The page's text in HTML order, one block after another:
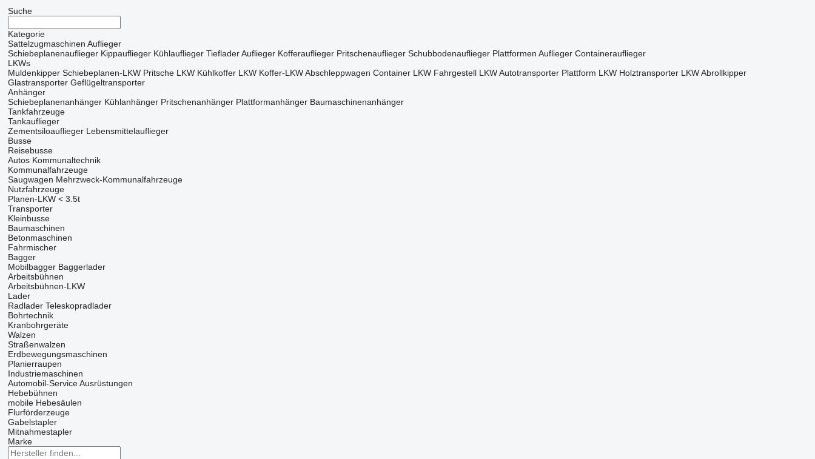
Suche
Kategorie
Sattelzugmaschinen Auflieger
Schiebeplanenauflieger Kippauflieger Kühlauflieger Tieflader Auflieger Kofferauflieger Pritschenauflieger Schubbodenauflieger Plattformen Auflieger Containerauflieger
LKWs
Muldenkipper Schiebeplanen-LKW Pritsche LKW Kühlkoffer LKW Koffer-LKW Abschleppwagen Container LKW Fahrgestell LKW Autotransporter Plattform LKW Holztransporter LKW Abrollkipper
Glastransporter Geflügeltransporter
Anhänger
Schiebeplanenanhänger Kühlanhänger Pritschenanhänger Plattformanhänger Baumaschinenanhänger
Tankfahrzeuge
Tankauflieger
Zementsiloauflieger Lebensmittelauflieger
Busse
Reisebusse
Autos Kommunaltechnik
Kommunalfahrzeuge
Saugwagen Mehrzweck-Kommunalfahrzeuge
Nutzfahrzeuge
Planen-LKW < 3.5t
Transporter
Kleinbusse
Baumaschinen
Betonmaschinen
Fahrmischer
Bagger
Mobilbagger Baggerlader
Arbeitsbühnen
Arbeitsbühnen-LKW
Lader
Radlader Teleskopradlader
Bohrtechnik
Kranbohrgeräte
Walzen
Straßenwalzen
Erdbewegungsmaschinen
Planierraupen
Industriemaschinen
Automobil-Service Ausrüstungen
Hebebühnen
mobile Hebesäulen
Flurförderzeuge
Gabelstapler
Mitnahmestapler
Marke